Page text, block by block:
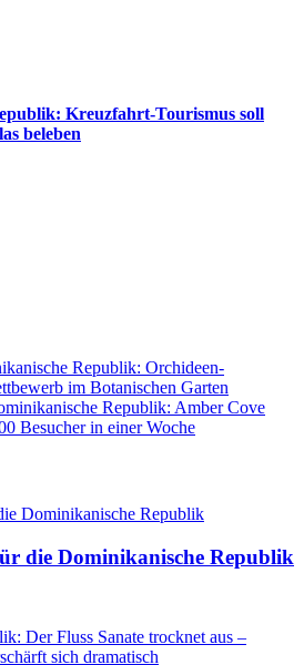
Kreuzfahrt-Tourismus soll
beleben
Republik: Orchideen-
im Botanischen Garten
Republik: Amber Cove
Besucher in einer Woche
die Dominikanische Republik